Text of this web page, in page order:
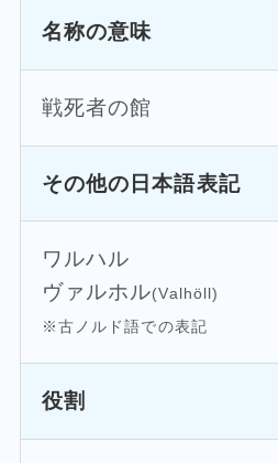
名称の意味
戦死者の館
その他の日本語表記
ワルハル
ヴァルホル(Valhöll)
※古ノルド語での表記
役割